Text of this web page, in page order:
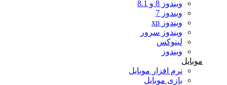
ویندوز 8 و 8.1
ویندوز 7
ویندوز xp
ویندوز سرور
لینوکس
ویندوز
موبایل
نرم افزار موبایل
بازی موبایل